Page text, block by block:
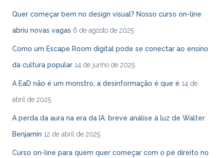
Quer começar bem no design visual? Nosso curso on-line
abriu novas vagas 6 de agosto de 2025
Como um Escape Room digital pode se conectar ao ensino
da cultura popular 14 de junho de 2025
A EaD não é um monstro, a desinformação é que é 14 de
abril de 2025
A perda da aura na era da IA: breve análise à luz de Walter
Benjamin 12 de abril de 2025
Curso on-line para quem quer começar com o pé direito no